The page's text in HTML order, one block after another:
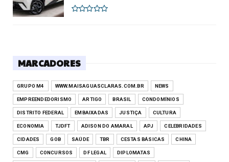
MARCADORES
GRUPO M4 WWW.MAISAGUASCLARAS.COM.BR NEWS
EMPREENDEDORISMO ARTIGO BRASIL CONDOMÍNIOS
DISTRITO FEDERAL EMBAIXADAS JUSTIÇA CULTURA
ECONOMIA TJDFT ADISON DO AMARAL APJ CELEBRIDADES
CIDADES GOB SAÚDE TBR CESTAS BÁSICAS CHINA
CMG CONCURSOS DF LEGAL DIPLOMATAS